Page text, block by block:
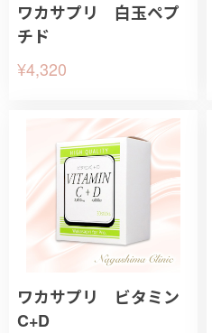
ワカサプリ 白玉ペプ
チド
¥4,320
ワカサプリ ビタミン
C+D